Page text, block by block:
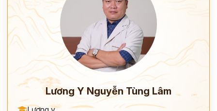
Lương Y Nguyễn Tùng Lâm